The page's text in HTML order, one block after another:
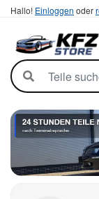
Hallo! Einloggen oder